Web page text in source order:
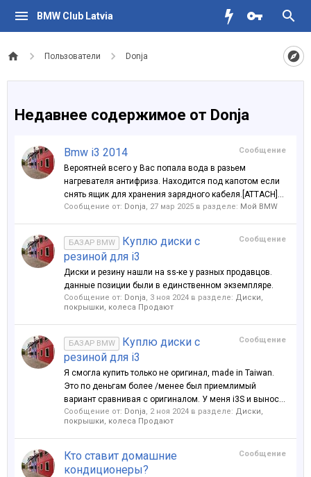
BMW Club Latvia
Пользователи Donja
Недавнее содержимое от Donja
Сообщение
Bmw i3 2014
Вероятней всего у Вас попала вода в разьем
нагревателя антифриза. Находится под капотом если
снять ящик для хранения зарядного кабеля.[ATTACH]...
Сообщение от: Donja, 27 мар 2025 в разделе: Мой BMW
Сообщение
БАЗАР BMW
Куплю диски с
резиной для i3
Диски и резину нашли на ss-ке у разных продавцов.
данные позиции были в единственном экземпляре.
Сообщение от: Donja, 3 ноя 2024 в разделе: Диски,
покрышки, колеса Продают
Сообщение
БАЗАР BMW
Куплю диски с
резиной для i3
Я смогла купить только не оригинал, made in Taiwan.
Это по деньгам более /менее был приемлимый
вариант сравнивая с оригиналом. У меня i3S и вынос...
Сообщение от: Donja, 2 ноя 2024 в разделе: Диски,
покрышки, колеса Продают
Сообщение
Кто ставит домашние
кондиционеры?